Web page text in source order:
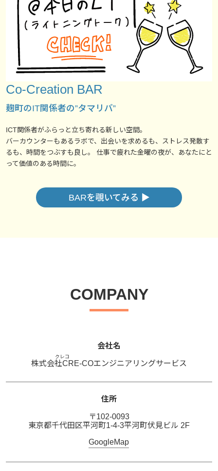
Co-Creation BAR
麹町のIT関係者の”タマリバ”
ICT関係者がふらっと立ち寄れる新しい空間。
バーカウンターもあるラボで、出会いを求めるも、ストレス発散す
るも、時間をつぶすも良し。 仕事で疲れた金曜の夜が、あなたにと
って価値のある時間に。
BARを覗いてみる ▶︎
COMPANY
会社名
株式会社CRE-CO
クレコ
エンジニアリングサービス
住所
〒102-0093
東京都千代田区平河町1-4-3平河町伏見ビル 2F
GoogleMap